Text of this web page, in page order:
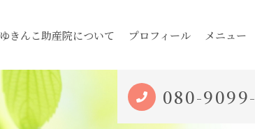
ゆきんこ助産院について プロフィール メニュー
080-